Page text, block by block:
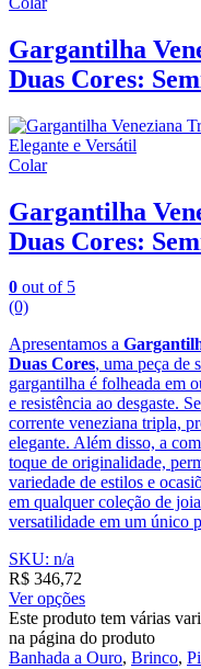
Gargantilha
Duas Cores:
Colar
Gargantilha
Duas Cores:
0 out of 5
(0)
Apresentamos a
Duas Cores, uma peça de
gargantilha é folheada em
e resistência ao desgaste.
corrente veneziana tripla,
elegante. Além disso, a
toque de originalidade,
variedade de estilos e
em qualquer coleção de
versatilidade em um único
SKU: n/a
R$ 346,72
Ver opções
Este produto tem várias
na página do produto
Banhada a Ouro, Brinco,